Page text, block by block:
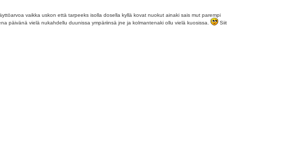
vaikka uskon että tarpeeks isolla dosella kyllä kovat nuokut ainaki sais mut parempi
päivänä vielä nukahdellu duunissa ympäriinsä jne ja kolmantenaki ollu vielä kuosissa.
Siit